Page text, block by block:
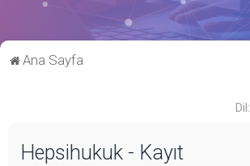
Ana Sayfa
Dil:
Hepsihukuk - Kayıt